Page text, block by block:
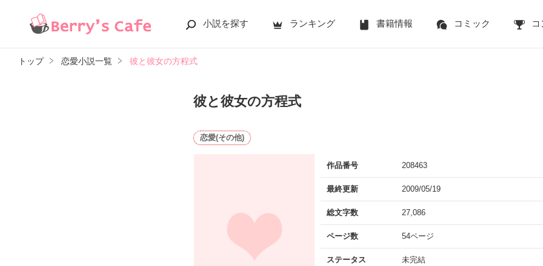
小説を探す ランキング 書籍情報 コミック コ
トップ 恋愛小説一覧 彼と彼女の方程式
彼と彼女の方程式
恋愛(その他)
作品番号 208463
最終更新 2009/05/19
総文字数 27,086
ページ数 54ページ
ステータス 未完結